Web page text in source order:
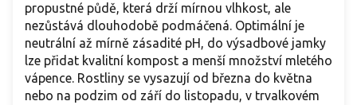
propustné půdě, která drží mírnou vlhkost, ale
nezůstává dlouhodobě podmáčená. Optimální je
neutrální až mírně zásadité pH, do výsadbové jamky
lze přidat kvalitní kompost a menší množství mletého
vápence. Rostliny se vysazují od března do května
nebo na podzim od září do listopadu, v trvalkovém